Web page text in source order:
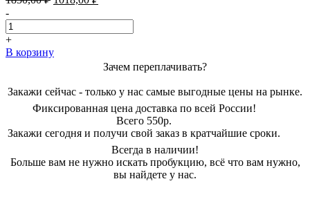
составляла
1850,00 ₽.
1018,00 ₽.
-
+
В корзину
Зачем переплачивать?
Закажи сейчас - только у нас самые выгодные цены на рынке.
Фиксированная цена доставка по всей России!
Всего 550р.
Закажи сегодня и получи свой заказ в кратчайшие сроки.
Всегда в наличии!
Больше вам не нужно искать пробукцию, всё что вам нужно,
вы найдете у нас.